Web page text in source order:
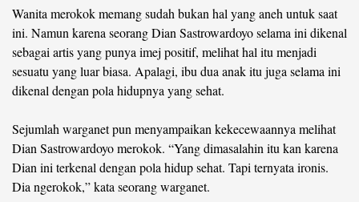
Right
Reserved
Wanita merokok memang sudah bukan hal yang aneh untuk saat
ini. Namun karena seorang Dian Sastrowardoyo selama ini dikenal
sebagai artis yang punya imej positif, melihat hal itu menjadi
sesuatu yang luar biasa. Apalagi, ibu dua anak itu juga selama ini
dikenal dengan pola hidupnya yang sehat.
Sejumlah warganet pun menyampaikan kekecewaannya melihat
Dian Sastrowardoyo merokok. “Yang dimasalahin itu kan karena
Dian ini terkenal dengan pola hidup sehat. Tapi ternyata ironis.
Dia ngerokok,” kata seorang warganet.